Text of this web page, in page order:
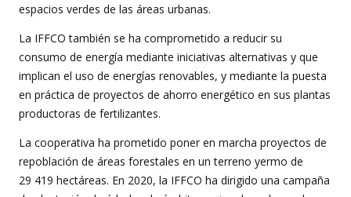
espacios verdes de las áreas urbanas.
La IFFCO también se ha comprometido a reducir su
consumo de energía mediante iniciativas alternativas y que
implican el uso de energías renovables, y mediante la puesta
en práctica de proyectos de ahorro energético en sus plantas
productoras de fertilizantes.
La cooperativa ha prometido poner en marcha proyectos de
repoblación de áreas forestales en un terreno yermo de
29 419 hectáreas. En 2020, la IFFCO ha dirigido una campaña